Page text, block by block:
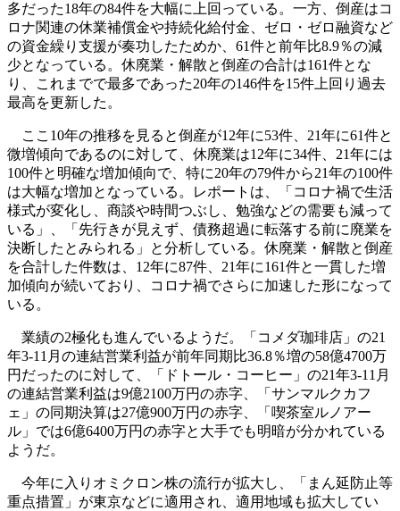
多だった18年の84件を大幅に上回っている。一方、倒産はコ
ロナ関連の休業補償金や持続化給付金、ゼロ・ゼロ融資など
の資金繰り支援が奏功したためか、61件と前年比8.9％の減
少となっている。休廃業・解散と倒産の合計は161件とな
り、これまでで最多であった20年の146件を15件上回り過去
最高を更新した。
ここ10年の推移を見ると倒産が12年に53件、21年に61件と
微増傾向であるのに対して、休廃業は12年に34件、21年には
100件と明確な増加傾向で、特に20年の79件から21年の100件
は大幅な増加となっている。レポートは、「コロナ禍で生活
様式が変化し、商談や時間つぶし、勉強などの需要も減って
いる」、「先行きが見えず、債務超過に転落する前に廃業を
決断したとみられる」と分析している。休廃業・解散と倒産
を合計した件数は、12年に87件、21年に161件と一貫した増
加傾向が続いており、コロナ禍でさらに加速した形になって
いる。
業績の2極化も進んでいるようだ。「コメダ珈琲店」の21
年3-11月の連結営業利益が前年同期比36.8％増の58億4700万
円だったのに対して、「ドトール・コーヒー」の21年3-11月
の連結営業利益は9億2100万円の赤字、「サンマルクカフ
ェ」の同期決算は27億900万円の赤字、「喫茶室ルノアー
ル」では6億6400万円の赤字と大手でも明暗が分かれている
ようだ。
今年に入りオミクロン株の流行が拡大し、「まん延防止等
重点措置」が東京などに適用され、適用地域も拡大してい